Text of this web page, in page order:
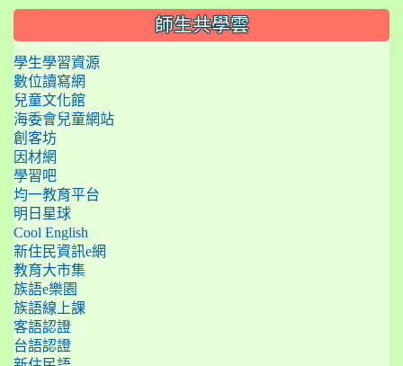
師生共學雲
學生學習資源
數位讀寫網
兒童文化館
海委會兒童網站
創客坊
因材網
學習吧
均一教育平台
明日星球
Cool English
新住民資訊e網
教育大市集
族語e樂園
族語線上課
客語認證
台語認證